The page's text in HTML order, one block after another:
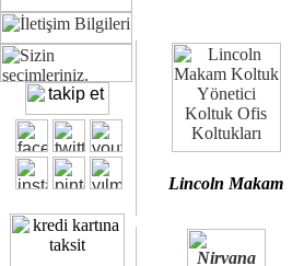
Ofisinizin dekorasyonunda ergonomi ve
Çünkü sitemizde bulunan seçkin bürosit,
Size yakışan ofis koltuk tasarımına gelin
Kalite ve ergonomiyi arıyanların
Lincoln Makam